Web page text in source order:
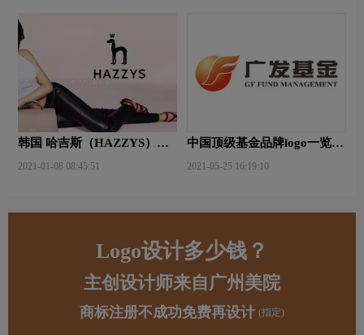
韩国 哈吉斯（HAZZYS）品
2021-01-08 08:45:51
中国顶级基金品牌logo一览：
2021-05-25 16:19:10
Logo设计多少钱？
主创设计师来自广州美院
商标注册不成功免费再设计 (指定)